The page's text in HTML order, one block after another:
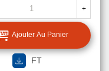
+
Ajouter Au Panier
FT